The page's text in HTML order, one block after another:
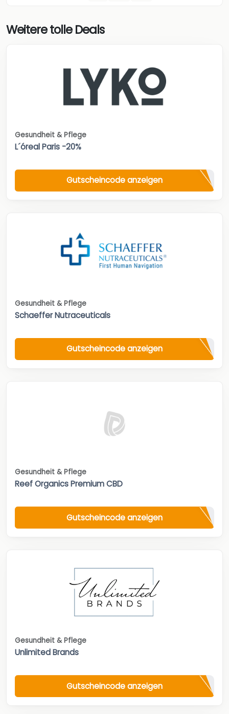
Weitere tolle Deals
Gesundheit & Pflege
L´óreal Paris -20%
Gutscheincode anzeigen
Gesundheit & Pflege
Schaeffer Nutraceuticals
Gutscheincode anzeigen
Gesundheit & Pflege
Reef Organics Premium CBD
Gutscheincode anzeigen
Gesundheit & Pflege
Unlimited Brands
Gutscheincode anzeigen